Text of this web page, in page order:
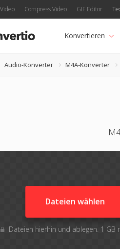
Compress Video GIF Editor
Konvertieren
Audio-Konverter M4A-Konverter
Dateien wählen
Dateien hierhin und ablegen. 1